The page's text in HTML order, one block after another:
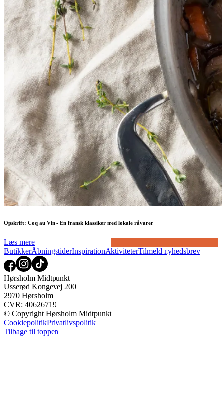
Opskrift: Coq au Vin - En fransk klassiker med lokale råvarer
Læs mere
ButikkerÅbningstiderInspirationAktiviteterTilmeld nyhedsbrev
Hørsholm Midtpunkt
Usserød Kongevej 200
2970 Hørsholm
CVR: 40626719
© Copyright Hørsholm Midtpunkt
CookiepolitikPrivatlivspolitik
Tilbage til toppen